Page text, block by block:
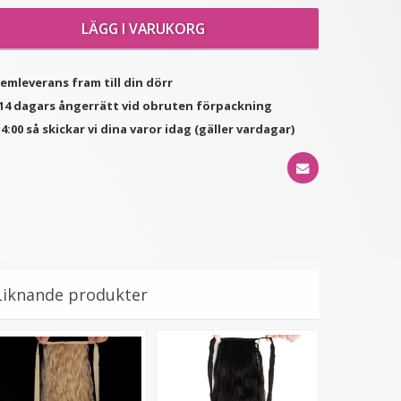
Löshår rakt 5 Clip on -
Svart & mörkrosa
underhår
89 kr 199 kr
ljusrosa underhår
79 kr 199 kr
LÄGG I VARUKORG
LÄGG I VARUKORG
fram till din dörr
dagars ångerrätt vid obruten förpackning
så skickar vi dina varor idag (gäller vardagar)
produkter